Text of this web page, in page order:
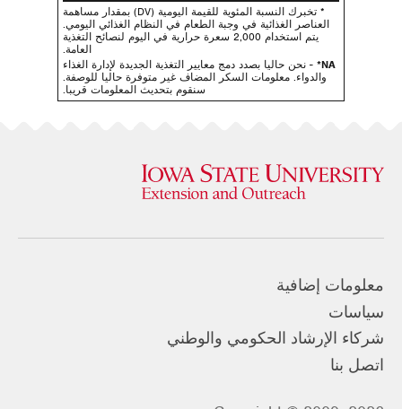
* تخبرك النسبة المئوية للقيمة اليومية (DV) بمقدار مساهمة
العناصر الغذائية في وجبة الطعام في النظام الغذائي اليومي.
يتم استخدام 2,000 سعرة حرارية في اليوم لنصائح التغذية
العامة.
NA* - نحن حاليا بصدد دمج معايير التغذية الجديدة لإدارة الغذاء
والدواء. معلومات السكر المضاف غير متوفرة حاليا للوصفة.
سنقوم بتحديث المعلومات قريبا.
معلومات إضافية
سياسات
شركاء الإرشاد الحكومي والوطني
اتصل بنا